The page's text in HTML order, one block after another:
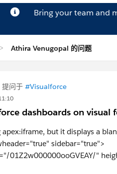
Bring your team and
Athira Venugopal 的问题
提问于 #Visualforce
dashboards on
but it displays a
sidebar="true">
01Z2w000000ooGVEAY/"